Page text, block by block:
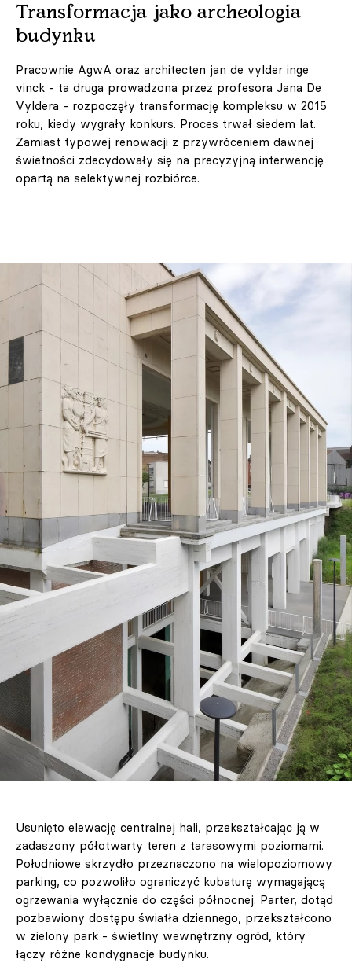
Transformacja jako archeologia
budynku
Pracownie AgwA oraz architecten jan de vylder inge
vinck - ta druga prowadzona przez profesora Jana De
Vyldera - rozpoczęły transformację kompleksu w 2015
roku, kiedy wygrały konkurs. Proces trwał siedem lat.
Zamiast typowej renowacji z przywróceniem dawnej
świetności zdecydowały się na precyzyjną interwencję
opartą na selektywnej rozbiórce.
Usunięto elewację centralnej hali, przekształcając ją w
zadaszony półotwarty teren z tarasowymi poziomami.
Południowe skrzydło przeznaczono na wielopoziomowy
parking, co pozwoliło ograniczyć kubaturę wymagającą
ogrzewania wyłącznie do części północnej. Parter, dotąd
pozbawiony dostępu światła dziennego, przekształcono
w zielony park - świetlny wewnętrzny ogród, który
łączy różne kondygnacje budynku.